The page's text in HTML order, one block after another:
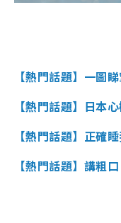
【熱門話題】一圖
【熱門話題】日本
【熱門話題】正確
【熱門話題】講粗